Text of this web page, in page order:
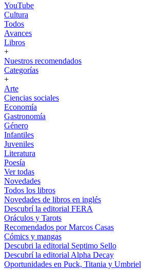
YouTube
Cultura
Todos
Avances
Libros
+
Nuestros recomendados
Categorías
+
Arte
Ciencias sociales
Economía
Gastronomía
Género
Infantiles
Juveniles
Literatura
Poesía
Ver todas
Novedades
Todos los libros
Novedades de libros en inglés
Descubrí la editorial FERA
Oráculos y Tarots
Recomendados por Marcos Casas
Cómics y mangas
Descubri la editorial Septimo Sello
Descubrí la editorial Alpha Decay
Oportunidades en Puck, Titania y Umbriel